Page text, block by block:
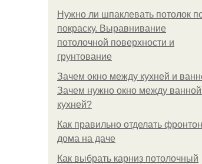
Нужно ли шпаклевать потолок
покраску. Выравнивание
потолочной поверхности и
грунтование
Зачем окно между кухней и
Зачем нужно окно между
кухней?
Как правильно отделать
дома на даче
Как выбрать карниз потолочный